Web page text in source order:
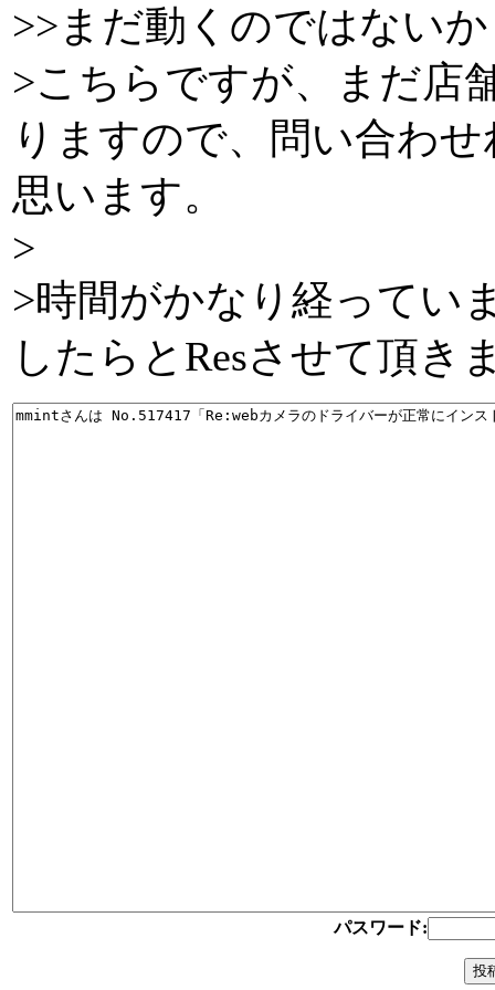
>>まだ動くのではない
>こちらですが、まだ店
りますので、問い合わ
思います。
>
>時間がかなり経ってい
したらとResさせて頂き
パスワード: